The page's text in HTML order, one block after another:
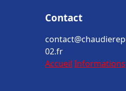
Contact
02.fr
Accueil Informations